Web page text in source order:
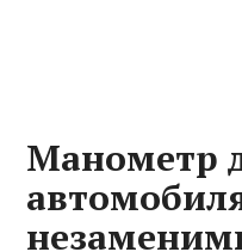
Манометр